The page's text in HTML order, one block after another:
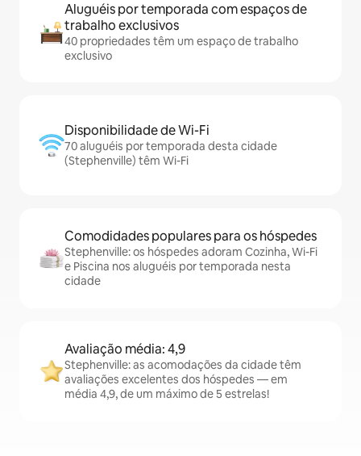
Aluguéis por temporada com espaços de
trabalho exclusivos
40 propriedades têm um espaço de trabalho
exclusivo
Disponibilidade de Wi-Fi
70 aluguéis por temporada desta cidade
(Stephenville) têm Wi-Fi
Comodidades populares para os hóspedes
Stephenville: os hóspedes adoram Cozinha, Wi-Fi
e Piscina nos aluguéis por temporada nesta
cidade
Avaliação média: 4,9
Stephenville: as acomodações da cidade têm
avaliações excelentes dos hóspedes — em
média 4,9, de um máximo de 5 estrelas!